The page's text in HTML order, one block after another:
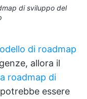
di sviluppo del
di roadmap
allora il
roadmap di
potrebbe essere